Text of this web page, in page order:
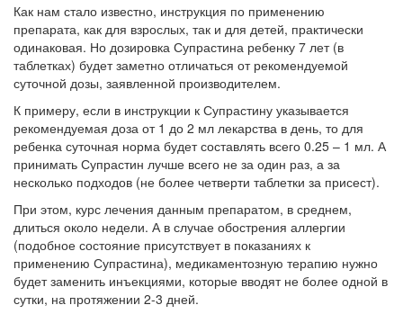
Как нам стало известно, инструкция по применению
препарата, как для взрослых, так и для детей, практически
одинаковая. Но дозировка Супрастина ребенку 7 лет (в
таблетках) будет заметно отличаться от рекомендуемой
суточной дозы, заявленной производителем.
К примеру, если в инструкции к Супрастину указывается
рекомендуемая доза от 1 до 2 мл лекарства в день, то для
ребенка суточная норма будет составлять всего 0.25 – 1 мл. А
принимать Супрастин лучше всего не за один раз, а за
несколько подходов (не более четверти таблетки за присест).
При этом, курс лечения данным препаратом, в среднем,
длиться около недели. А в случае обострения аллергии
(подобное состояние присутствует в показаниях к
применению Супрастина), медикаментозную терапию нужно
будет заменить инъекциями, которые вводят не более одной в
сутки, на протяжении 2-3 дней.